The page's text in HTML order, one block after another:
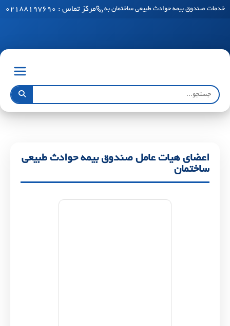
خدمات صندوق بیمه حوادث طبیعی ساختمان به مناطق آزاد رسید
مرکز تماس : ۰۲۱۸۸۱۹۷۶۹۰
اعضای هیات عامل صندوق بیمه حوادث طبیعی
ساختمان